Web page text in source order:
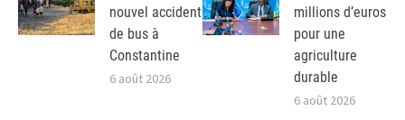
nouvel accident
de bus à
Constantine
6 août 2026
millions d’euros
pour une
agriculture
durable
6 août 2026